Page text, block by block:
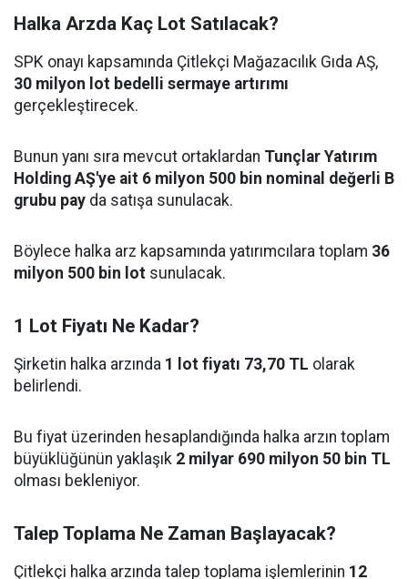
Halka Arzda Kaç Lot Satılacak?
SPK onayı kapsamında Çitlekçi Mağazacılık Gıda AŞ,
30 milyon lot bedelli sermaye artırımı
gerçekleştirecek.
Bunun yanı sıra mevcut ortaklardan Tunçlar Yatırım
Holding AŞ'ye ait 6 milyon 500 bin nominal değerli B
grubu pay da satışa sunulacak.
Böylece halka arz kapsamında yatırımcılara toplam 36
milyon 500 bin lot sunulacak.
1 Lot Fiyatı Ne Kadar?
Şirketin halka arzında 1 lot fiyatı 73,70 TL olarak
belirlendi.
Bu fiyat üzerinden hesaplandığında halka arzın toplam
büyüklüğünün yaklaşık 2 milyar 690 milyon 50 bin TL
olması bekleniyor.
Talep Toplama Ne Zaman Başlayacak?
Çitlekçi halka arzında talep toplama işlemlerinin 12